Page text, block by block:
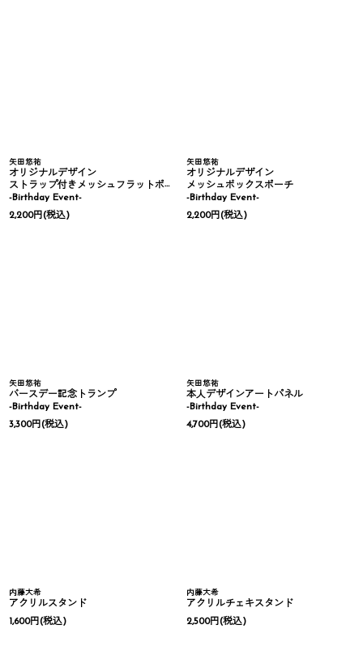
矢田悠祐
オリジナルデザイン
ストラップ付きメッシュフラットポーチ
-Birthday Event-
2,200円(税込)
矢田悠祐
オリジナルデザイン
メッシュボックスポーチ
-Birthday Event-
2,200円(税込)
矢田悠祐
バースデー記念トランプ
-Birthday Event-
3,300円(税込)
矢田悠祐
本人デザインアートパネル
-Birthday Event-
4,700円(税込)
内藤大希
アクリルスタンド
1,600円(税込)
内藤大希
アクリルチェキスタンド
2,500円(税込)